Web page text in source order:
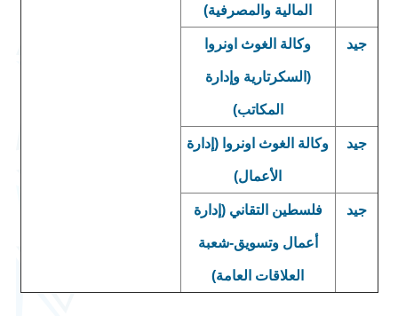
المالية والمصرفية)
جيد وكالة الغوث اونروا
(السكرتارية وإدارة
المكاتب)
جيد وكالة الغوث اونروا (إدارة
الأعمال)
جيد فلسطين التقاني (إدارة
أعمال وتسويق-شعبة
العلاقات العامة)